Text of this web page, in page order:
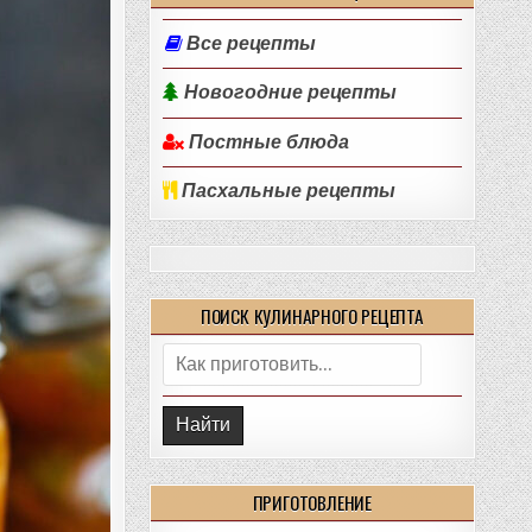
Все рецепты
Новогодние рецепты
Постные блюда
Пасхальные рецепты
ПОИСК КУЛИНАРНОГО РЕЦЕПТА
Поиск:
ПРИГОТОВЛЕНИЕ